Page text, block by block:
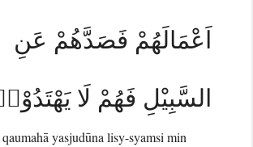
اَعْمَالَهُمْ فَصَدَّهُمْ عَنِ
السَّبِيْلِ فَهُمْ لَا
yasjudūna lisy-syamsi min